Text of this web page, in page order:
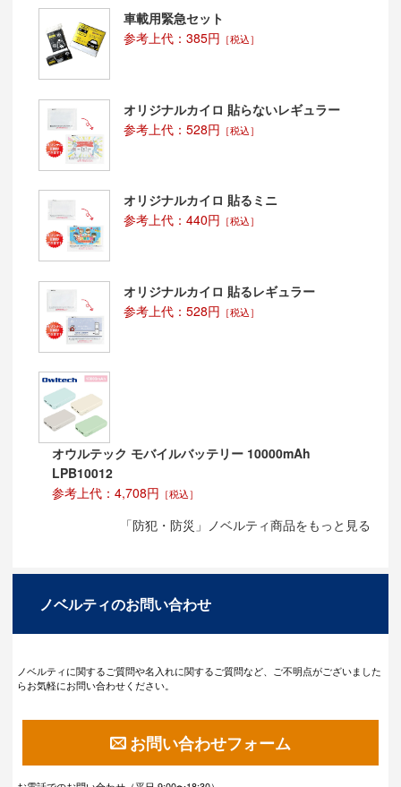
車載用緊急セット
参考上代：385円 ［税込］
オリジナルカイロ 貼らないレギュラー
参考上代：528円 ［税込］
オリジナルカイロ 貼るミニ
参考上代：440円 ［税込］
オリジナルカイロ 貼るレギュラー
参考上代：528円 ［税込］
オウルテック モバイルバッテリー 10000mAh
LPB10012
参考上代：4,708円 ［税込］
「防犯・防災」ノベルティ商品をもっと見る
ノベルティのお問い合わせ
ノベルティに関するご質問や名入れに関するご質問など、ご不明点がございました
らお気軽にお問い合わせください。
お問い合わせフォーム